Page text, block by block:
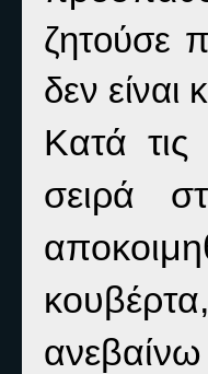
ζητούσε
δεν
Κατά
σειρά